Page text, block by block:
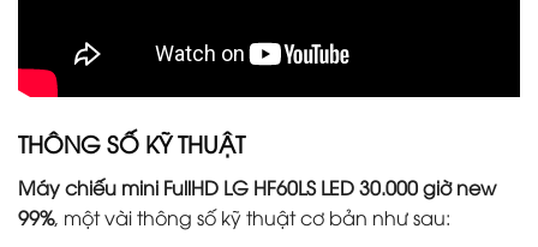
THÔNG SỐ KỸ THUẬT
Máy chiếu mini FullHD LG HF60LS LED 30.000 giờ new
99%, một vài thông số kỹ thuật cơ bản như sau: